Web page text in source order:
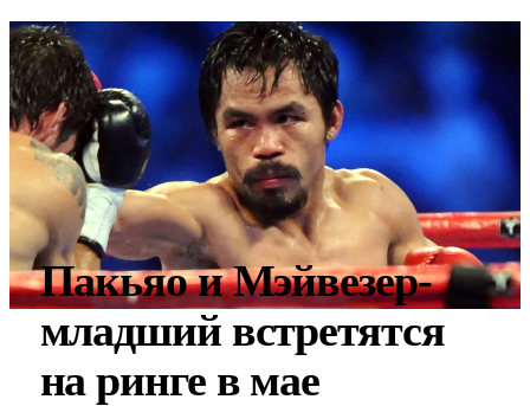
Пакьяо и Мэйвезер-
младший встретятся
на ринге в мае